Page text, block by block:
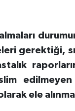
gerektiği,
edilmeyen
ele